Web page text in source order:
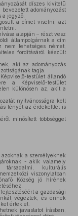
díszes kivitelű
adományozást
a jegyző.
a címet viselni, azt
alapján – részt vesz
állampolgárnak a cím
lehetséges német,
fordításáról készült
aki az adományozás
tagja.
testület állandó
a Képviselő-testület
különösen az, akit a
nyilvánosságra kell
tényét az érdekelttel is
minősített többséggel
azoknak a személyeknek
- akik valamely
társadalmi, kulturális
viszonylatban
Község jó hírének
a gazdasági
végeztek, és ennek
értek el.
javaslatot írásban,